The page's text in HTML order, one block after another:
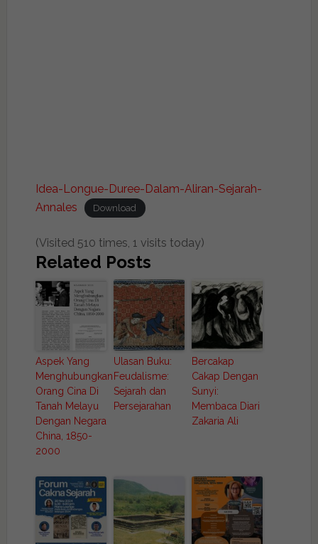
Idea-Longue-Duree-Dalam-Aliran-Sejarah-
Annales
Download
(Visited 510 times, 1 visits today)
Related Posts
Aspek Yang
Menghubungkan
Orang Cina Di
Tanah Melayu
Dengan Negara
China, 1850-
2000
Ulasan Buku:
Feudalisme:
Sejarah dan
Persejarahan
Bercakap
Cakap Dengan
Sunyi:
Membaca Diari
Zakaria Ali